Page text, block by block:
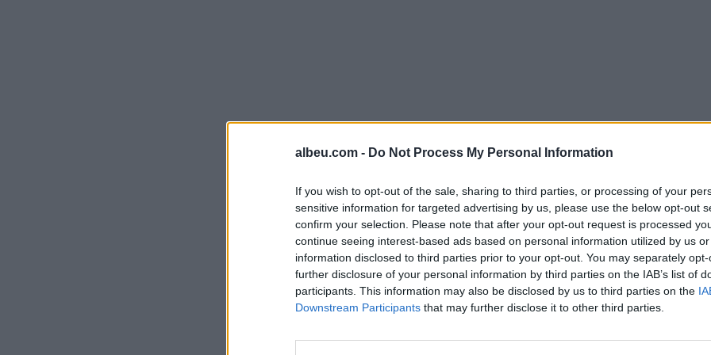
albeu.com - Do Not Process My Personal Information
If you wish to opt-out of the sale, sharing to third parties, or processing of your
sensitive information for targeted advertising by us, please use the below opt-out
confirm your selection. Please note that after your opt-out request is processed
continue seeing interest-based ads based on personal information utilized by us
information disclosed to third parties prior to your opt-out. You may separately
further disclosure of your personal information by third parties on the IAB’s list of
participants. This information may also be disclosed by us to third parties on the
Downstream Participants that may further disclose it to other third parties.